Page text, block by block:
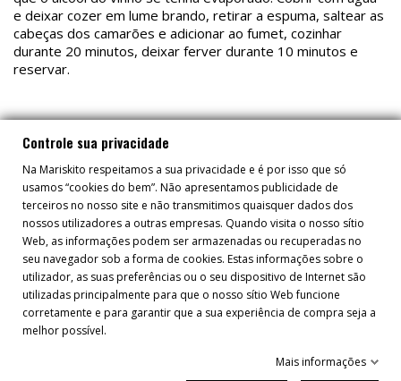
e deixar cozer em lume brando, retirar a espuma, saltear as
cabeças dos camarões e adicionar ao fumet, cozinhar
durante 20 minutos, deixar ferver durante 10 minutos e
reservar.
Preparação Prato Final
Ingredientes:
- Lulas recheadas
- Fumet vermelho de peixe
- Farinha (100 gr.)
- Azeite (60 ml.)
- Cebola (200 gr.)
Controle sua privacidade
Na Mariskito respeitamos a sua privacidade e é por isso que só
usamos “cookies do bem”. Não apresentamos publicidade de
terceiros no nosso site e não transmitimos quaisquer dados dos
nossos utilizadores a outras empresas. Quando visita o nosso sítio
Web, as informações podem ser armazenadas ou recuperadas no
seu navegador sob a forma de cookies. Estas informações sobre o
utilizador, as suas preferências ou o seu dispositivo de Internet são
utilizadas principalmente para que o nosso sítio Web funcione
corretamente e para garantir que a sua experiência de compra seja a
melhor possível.
Mais informações